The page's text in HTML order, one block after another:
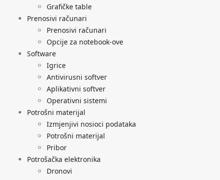
Grafičke table
Prenosivi računari
Prenosivi računari
Opcije za notebook-ove
Software
Igrice
Antivirusni softver
Aplikativni softver
Operativni sistemi
Potrošni materijal
Izmjenjivi nosioci podataka
Potrošni materijal
Pribor
Potrošačka elektronika
Dronovi